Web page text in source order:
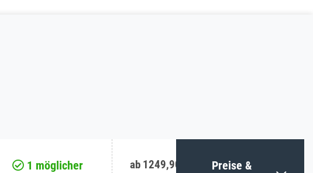
1 möglicher
ab 1249,90 €
Preise &